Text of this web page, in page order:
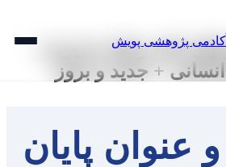
نامه رشته مدیریت
+ جدید و بروز
عنوان پایان